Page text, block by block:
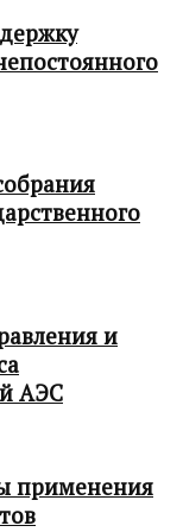
и
АЭС
применения